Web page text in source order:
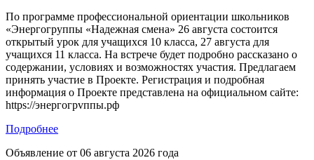
По программе профессиональной ориентации школьников
«Энергогруппы «Надежная смена» 26 августа состоится
открытый урок для учащихся 10 класса, 27 августа для
учащихся 11 класса. На встрече будет подробно рассказано о
содержании, условиях и возможностях участия. Предлагаем
принять участие в Проекте. Регистрация и подробная
информация о Проекте представлена на официальном сайте:
https://энергогрvппы.рф
Подробнее
Объявление от 06 августа 2026 года